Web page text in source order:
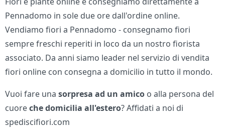
Pennadomo in sole due ore dall'ordine online.
Vendiamo fiori a Pennadomo - consegnamo fiori
sempre freschi reperiti in loco da un nostro fiorista
associato. Da anni siamo leader nel servizio di vendita
fiori online con consegna a domicilio in tutto il mondo.
Vuoi fare unasorpresa ad un amico o alla persona del
cuoreche domicilia all'estero? Affidati a noi di
spediscifiori.com